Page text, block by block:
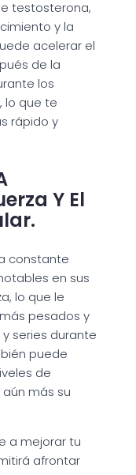
testosterona,
y la
acelerar el
de la
los
lo que te
rápido y
Y El
constante
en sus
lo que le
pesados y
series durante
puede
de
más su
a mejorar tu
afrontar